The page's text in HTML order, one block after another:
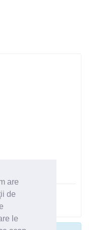
are
de
le